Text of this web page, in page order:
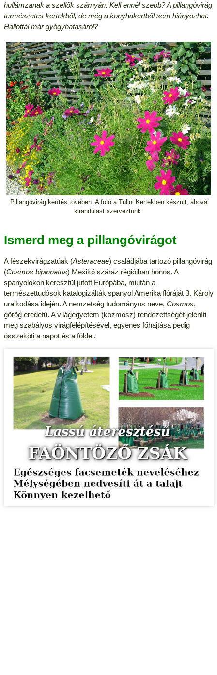
hullámzanak a szellők szárnyán. Kell ennél szebb? A pillangóvirág
természetes kertekből, de még a konyhakertből sem hiányozhat.
Hallottál már gyógyhatásáról?
Pillangóvirág kerítés tövében. A fotó a Tullni Kertekben készült, ahová
kirándulást szerveztünk.
Ismerd meg a pillangóvirágot
A fészekvirágzatúak (Asteraceae) családjába tartozó pillangóvirág
(Cosmos bipinnatus) Mexikó száraz régióiban honos. A
spanyolokon keresztül jutott Európába, miután a
természettudósok katalogizálták spanyol Amerika flóráját 3. Károly
uralkodása idején. A nemzetség tudományos neve, Cosmos,
görög eredetű. A világegyetem (kozmosz) rendezettségét jeleníti
meg szabályos virágfelépítésével, egyenes főhajtása pedig
összeköti a napot és a földet.